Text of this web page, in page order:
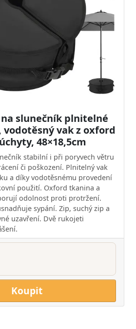
na slunečník plnitelné
vodotěsný vak z oxford
48×18,5cm
stabilní i při poryvech větru
či poškození. Plnitelný vak
a díky vodotěsnému provedení
použití. Oxford tkanina a
odolnost proti protržení.
sypání. Zip, suchý zip a
uzavření. Dvě rukojeti
Koupit